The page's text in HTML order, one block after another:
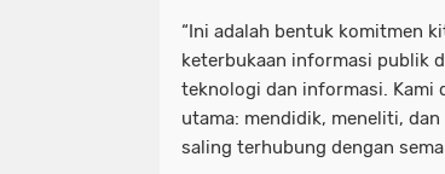
“Ini adalah bentuk komitmen
keterbukaan informasi publik
teknologi dan informasi. Kami
utama: mendidik, meneliti,
saling terhubung dengan